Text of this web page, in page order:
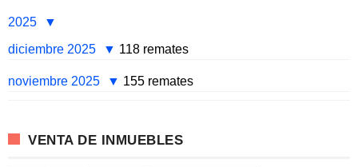
2025
diciembre 2025
118 remates
noviembre 2025 155 remates
VENTA DE INMUEBLES